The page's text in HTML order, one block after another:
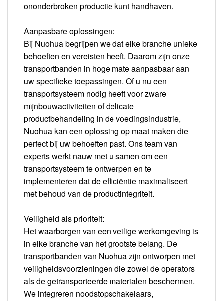
ononderbroken productie kunt handhaven.
Aanpasbare oplossingen:
Bij Nuohua begrijpen we dat elke branche unieke
behoeften en vereisten heeft. Daarom zijn onze
transportbanden in hoge mate aanpasbaar aan
uw specifieke toepassingen. Of u nu een
transportsysteem nodig heeft voor zware
mijnbouwactiviteiten of delicate
productbehandeling in de voedingsindustrie,
Nuohua kan een oplossing op maat maken die
perfect bij uw behoeften past. Ons team van
experts werkt nauw met u samen om een
transportsysteem te ontwerpen en te
implementeren dat de efficiëntie maximaliseert
met behoud van de productintegriteit.
Veiligheid als prioriteit:
Het waarborgen van een veilige werkomgeving is
in elke branche van het grootste belang. De
transportbanden van Nuohua zijn ontworpen met
veiligheidsvoorzieningen die zowel de operators
als de getransporteerde materialen beschermen.
We integreren noodstopschakelaars,